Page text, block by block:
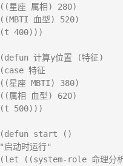
((星座 属相) 280)
((MBTI 血型) 520)
(t 400)))
(defun 计算y位置 (特征)
(case 特征
((星座 MBTI) 380)
((属相 血型) 620)
(t 500)))
(defun start ()
"启动时运行"
(let ((system-role 命理分